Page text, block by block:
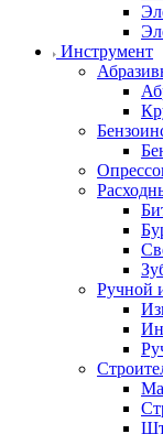
Инструмент
Ручной